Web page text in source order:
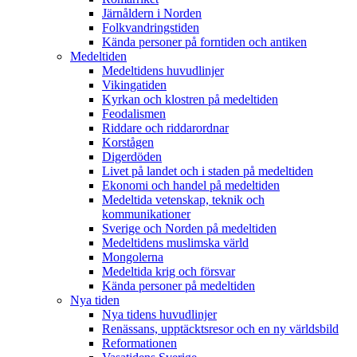
Järnåldern i Norden
Folkvandringstiden
Kända personer på forntiden och antiken
Medeltiden
Medeltidens huvudlinjer
Vikingatiden
Kyrkan och klostren på medeltiden
Feodalismen
Riddare och riddarordnar
Korstågen
Digerdöden
Livet på landet och i staden på medeltiden
Ekonomi och handel på medeltiden
Medeltida vetenskap, teknik och
kommunikationer
Sverige och Norden på medeltiden
Medeltidens muslimska värld
Mongolerna
Medeltida krig och försvar
Kända personer på medeltiden
Nya tiden
Nya tidens huvudlinjer
Renässans, upptäcktsresor och en ny världsbild
Reformationen